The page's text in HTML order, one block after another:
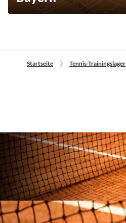
Startseite Tennis-Trainingslager